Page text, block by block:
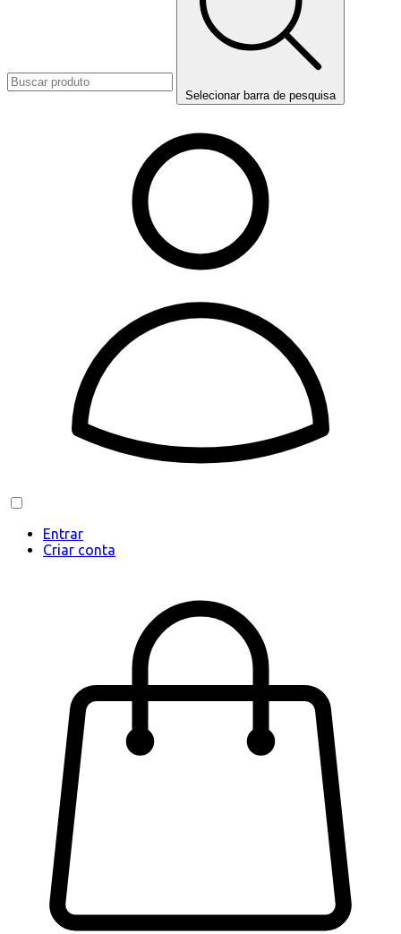
Selecionar barra de pesquisa
Entrar
Criar conta